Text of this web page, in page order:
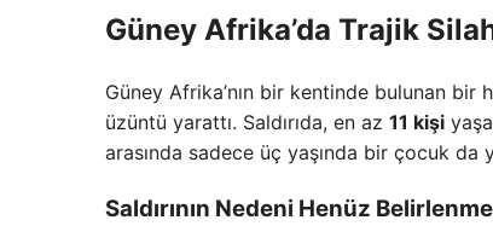
Güney Afrika’da Trajik
Güney Afrika’nın bir kentinde bulunan
üzüntü yarattı. Saldırıda, en az 11 kişi
arasında sadece üç yaşında bir çocuk da
Saldırının Nedeni Henüz